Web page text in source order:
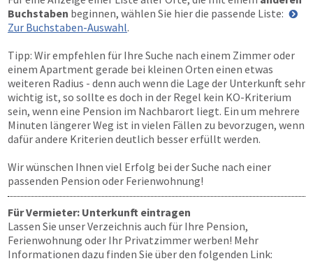
Buchstaben beginnen, wählen Sie hier die passende Liste:
Zur Buchstaben-Auswahl.
Tipp: Wir empfehlen für Ihre Suche nach einem Zimmer oder
einem Apartment gerade bei kleinen Orten einen etwas
weiteren Radius - denn auch wenn die Lage der Unterkunft sehr
wichtig ist, so sollte es doch in der Regel kein KO-Kriterium
sein, wenn eine Pension im Nachbarort liegt. Ein um mehrere
Minuten längerer Weg ist in vielen Fällen zu bevorzugen, wenn
dafür andere Kriterien deutlich besser erfüllt werden.
Wir wünschen Ihnen viel Erfolg bei der Suche nach einer
passenden Pension oder Ferienwohnung!
Für Vermieter: Unterkunft eintragen
Lassen Sie unser Verzeichnis auch für Ihre Pension,
Ferienwohnung oder Ihr Privatzimmer werben! Mehr
Informationen dazu finden Sie über den folgenden Link: